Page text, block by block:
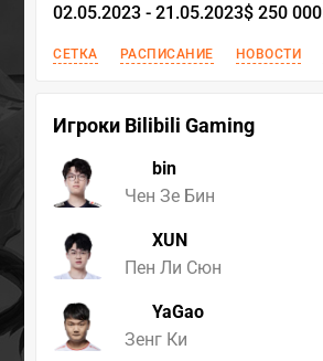
02.05.2023 - 21.05.2023$ 250 000
СЕТКА РАСПИСАНИЕ НОВОСТИ
Игроки Bilibili Gaming
bin
Чен Зе Бин
XUN
Пен Ли Сюн
YaGao
Зенг Ки